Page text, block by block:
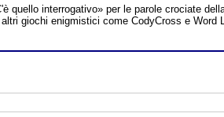
quello interrogativo» per le parole crociate
giochi enigmistici come CodyCross e Word